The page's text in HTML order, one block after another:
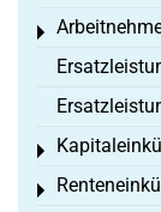
Toggle menu
Toggle menu
Toggle menu